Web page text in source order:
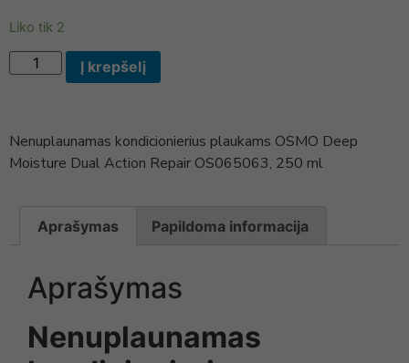
Liko tik 2
Į krepšelį
Nenuplaunamas kondicionierius plaukams OSMO Deep
Moisture Dual Action Repair OS065063, 250 ml
Aprašymas Papildoma informacija
Aprašymas
Nenuplaunamas